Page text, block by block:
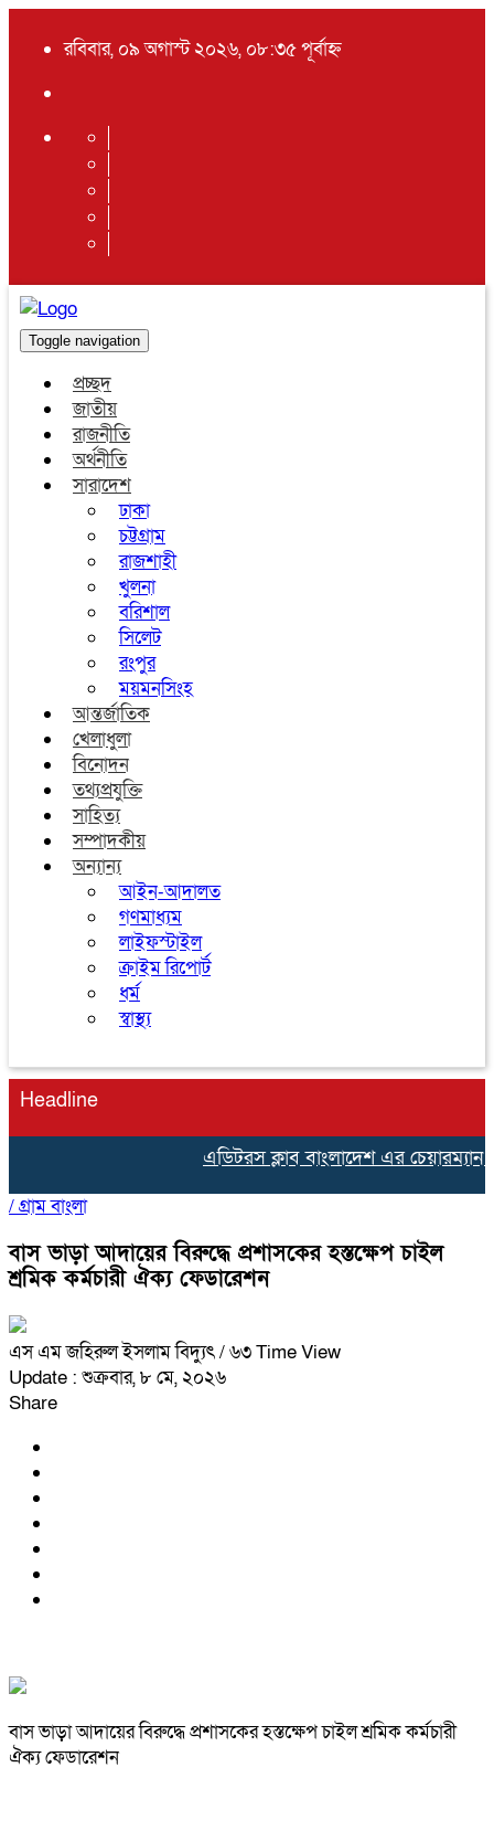
রবিবার, ০৯ অগাস্ট ২০২৬, ০৮:৩৫ পূর্বাহ্ন
Toggle navigation
প্রচ্ছদ
জাতীয়
রাজনীতি
অর্থনীতি
সারাদেশ
ঢাকা
চট্টগ্রাম
রাজশাহী
খুলনা
বরিশাল
সিলেট
রংপুর
ময়মনসিংহ
আন্তর্জাতিক
খেলাধুলা
বিনোদন
তথ্যপ্রযুক্তি
সাহিত্য
সম্পাদকীয়
অন্যান্য
আইন-আদালত
গণমাধ্যম
লাইফস্টাইল
ক্রাইম রিপোর্ট
ধর্ম
স্বাস্থ্য
Headline
এডিটরস ক্লাব বাংলাদেশ এর
/গ্রাম বাংলা
বাস ভাড়া আদায়ের বিরুদ্ধে প্রশাসকের হস্তক্ষেপ চাইল
শ্রমিক কর্মচারী ঐক্য ফেডারেশন
এস এম জহিরুল ইসলাম বিদ্যুৎ/ ৬৩ Time View
Update : শুক্রবার, ৮ মে, ২০২৬
Share
বাস ভাড়া আদায়ের বিরুদ্ধে প্রশাসকের হস্তক্ষেপ চাইল শ্রমিক কর্মচারী
ঐক্য ফেডারেশন